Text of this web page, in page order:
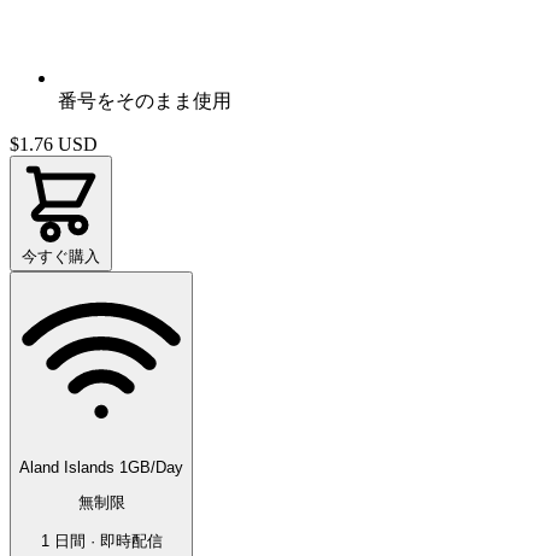
番号をそのまま使用
$1.76 USD
今すぐ購入
Aland Islands 1GB/Day
無制限
1 日間 · 即時配信